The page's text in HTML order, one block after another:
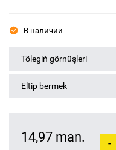
В наличии
Tölegiň görnüşleri
Eltip bermek
14,97 man. -